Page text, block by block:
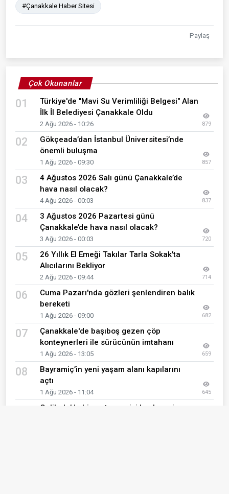
#Çanakkale Haber Sitesi
Paylaş
Çok Okunanlar
01
Türkiye'de "Mavi Su Verimliliği Belgesi" Alan
İlk İl Belediyesi Çanakkale Oldu
2 Ağu 2026 - 10:26 879
02
Gökçeada’dan İstanbul Üniversitesi’nde
önemli buluşma
1 Ağu 2026 - 09:30 857
03
4 Ağustos 2026 Salı günü Çanakkale’de
hava nasıl olacak?
4 Ağu 2026 - 00:03 837
04
3 Ağustos 2026 Pazartesi günü
Çanakkale’de hava nasıl olacak?
3 Ağu 2026 - 00:03 720
05
26 Yıllık El Emeği Takılar Tarla Sokak'ta
Alıcılarını Bekliyor
2 Ağu 2026 - 09:44 714
06
Cuma Pazarı'nda gözleri şenlendiren balık
bereketi
1 Ağu 2026 - 09:00 682
07
Çanakkale'de başıboş gezen çöp
konteynerleri ile sürücünün imtahanı
1 Ağu 2026 - 13:05 659
08
Bayramiç’in yeni yaşam alanı kapılarını
açtı
1 Ağu 2026 - 11:04 645
Gelibolu’da hizmet mesaisi hız kesmiyor